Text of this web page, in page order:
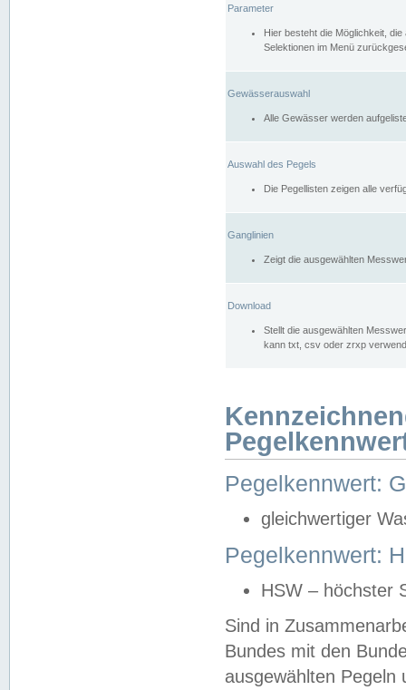
Parameter
Hier besteht die Möglichkeit,
Selektionen im Menü
Gewässerauswahl
Alle Gewässer werden
Auswahl des Pegels
Die Pegellisten zeigen alle
Ganglinien
Zeigt die ausgewählten
Download
Stellt die ausgewählten
kann txt, csv oder zrxp
Pegelkennwert:
gleichwertiger
Pegelkennwert:
HSW – höchster
Sind in
Bundes mit den
ausgewählten